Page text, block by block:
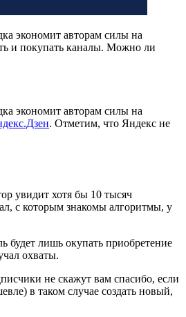
экономит авторам силы на
и покупать каналы. Можно ли
экономит авторам силы на
. Отметим, что Яндекс не
увидит хотя бы 10 тысяч
с которым знакомы алгоритмы, у
лишь окупать приобретение
охваты.
не скажут вам спасибо, если
в таком случае создать новый,